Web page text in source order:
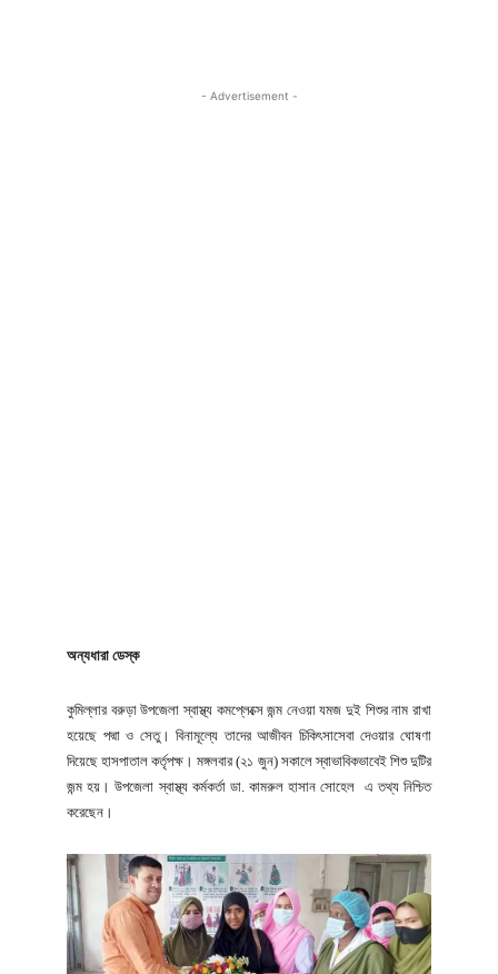
- Advertisement -
অন্যধারা ডেস্ক
কুমিল্লার বরুড়া উপজেলা স্বাস্থ্য কমপ্লেক্সে জন্ম নেওয়া যমজ দুই শিশুর নাম রাখা
হয়েছে পদ্মা ও সেতু। বিনামূল্যে তাদের আজীবন চিকিৎসাসেবা দেওয়ার ঘোষণা
দিয়েছে হাসপাতাল কর্তৃপক্ষ। মঙ্গলবার (২১ জুন) সকালে স্বাভাবিকভাবেই শিশু দুটির
জন্ম হয়। উপজেলা স্বাস্থ্য কর্মকর্তা ডা. কামরুল হাসান সোহেল এ তথ্য নিশ্চিত
করেছেন।